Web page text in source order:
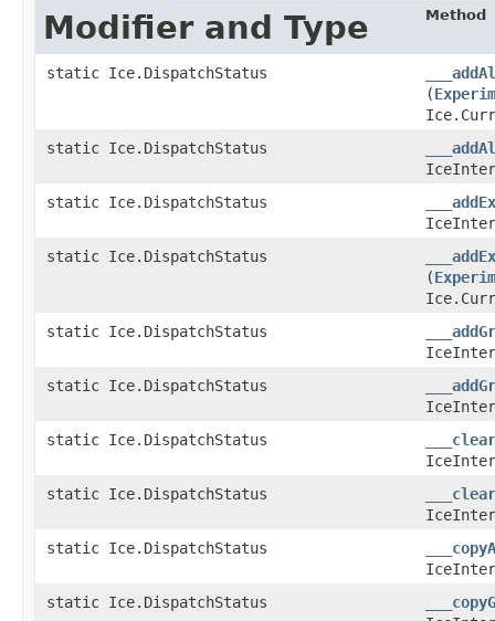
Modifier and Type Method
static Ice.DispatchStatus
(
static Ice.DispatchStatus
static Ice.DispatchStatus
static Ice.DispatchStatus
(
static Ice.DispatchStatus
static Ice.DispatchStatus
static Ice.DispatchStatus
static Ice.DispatchStatus
static Ice.DispatchStatus
static Ice.DispatchStatus